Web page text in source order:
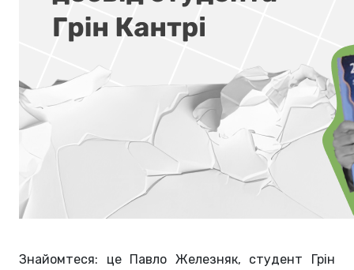
Знайомтеся: це Павло Железняк, студент Грін